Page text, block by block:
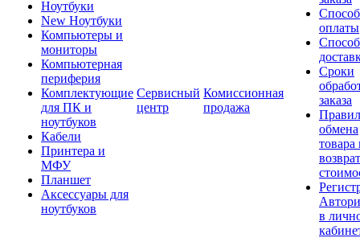
Ноутбуки
New Ноутбуки
Компьютеры и
мониторы
Компьютерная
периферия
Комплектующие
для ПК и
ноутбуков
Кабели
Принтера и
МФУ
Планшет
Аксессуары для
ноутбуков
Сервисный
центр
Комиссионная
продажа
оплаты
Сроки
заказа
обмена
товара
в